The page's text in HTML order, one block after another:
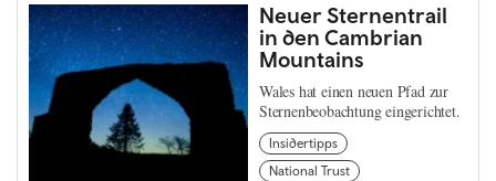
Neuer Sternentrail
in den Cambrian
Mountains
Wales hat einen neuen Pfad zur
Sternenbeobachtung eingerichtet.
Insidertipps
National Trust